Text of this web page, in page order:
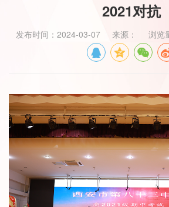
2021对抗
发布时间：2024-03-07 来源： 浏览